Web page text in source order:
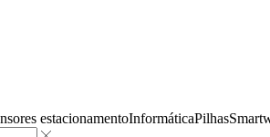
estacionamentoInformáticaPilhas